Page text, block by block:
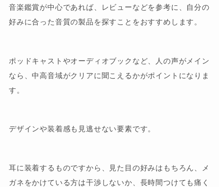
音楽鑑賞が中心であれば、レビューなどを参考に、自分の
好みに合った音質の製品を探すことをおすすめします。
ポッドキャストやオーディオブックなど、人の声がメイン
なら、中高音域がクリアに聞こえるかがポイントになりま
す。
デザインや装着感も見逃せない要素です。
耳に装着するものですから、見た目の好みはもちろん、メ
ガネをかけている方は干渉しないか、長時間つけても痛く